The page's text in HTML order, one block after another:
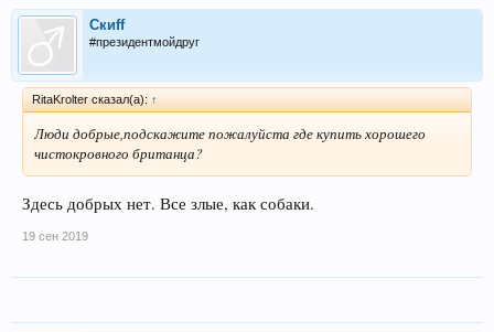
Скиff
#президентмойдруг
RitaKrolter сказал(а): ↑
Люди добрые,подскажите пожалуйста где купить хорошего
чистокровного британца?
Здесь добрых нет. Все злые, как собаки.
19 сен 2019